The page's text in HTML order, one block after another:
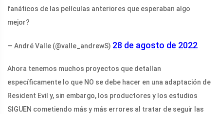
fanáticos de las películas anteriores que esperaban algo
mejor?
— André Valle (@valle_andrewS) 28 de agosto de 2022
Ahora tenemos muchos proyectos que detallan
específicamente lo que NO se debe hacer en una adaptación de
Resident Evil y, sin embargo, los productores y los estudios
SIGUEN cometiendo más y más errores al tratar de seguir las